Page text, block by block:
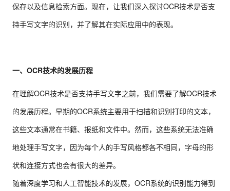
保存以及信息检索方面。现在，让我们深入探讨OCR技术是否支
持手写文字的识别，并了解其在实际应用中的表现。
一、OCR技术的发展历程
在理解OCR技术是否支持手写文字之前，我们需要了解OCR技术
的发展历程。早期的OCR系统主要用于扫描和识别打印的文本，
这些文本通常在书籍、报纸和文件中。然而，这些系统无法准确
地处理手写文字，因为每个人的手写风格都各不相同，字母的形
状和连接方式也会有很大的差异。
随着深度学习和人工智能技术的发展，OCR系统的识别能力得到